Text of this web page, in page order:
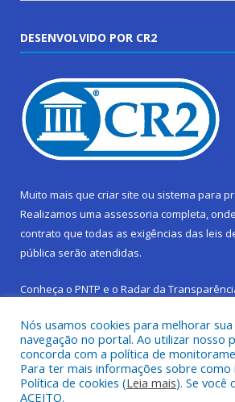
DESENVOLVIDO POR CR2
Muito mais que criar site ou sistema para
Realizamos uma assessoria completa,
contrato que todas as exigências das leis
pública serão atendidas.
Conheça o PNTP e o Radar da
Todos os direitos reservados a
Sebastião da Boa
Nós usamos cookies para melhorar
navegação no portal. Ao utilizar nosso
concorda com a política de
Para ter mais informações sobre como
Política de cookies (Leia mais). Se você
ACEITO.